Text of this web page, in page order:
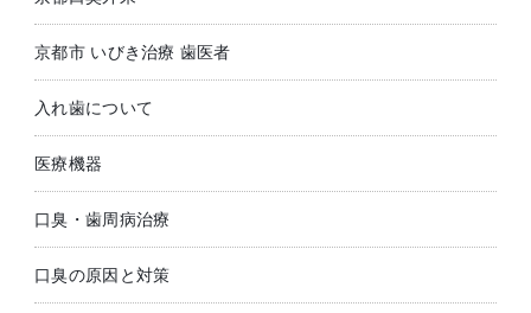
京都市 いびき治療 歯医者
入れ歯について
医療機器
口臭・歯周病治療
口臭の原因と対策